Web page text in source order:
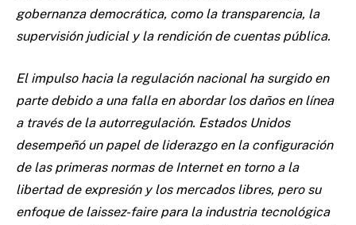
gobernanza democrática, como la transparencia, la
supervisión judicial y la rendición de cuentas pública.
El impulso hacia la regulación nacional ha surgido en
parte debido a una falla en abordar los daños en línea
a través de la autorregulación. Estados Unidos
desempeñó un papel de liderazgo en la configuración
de las primeras normas de Internet en torno a la
libertad de expresión y los mercados libres, pero su
enfoque de laissez-faire para la industria tecnológica